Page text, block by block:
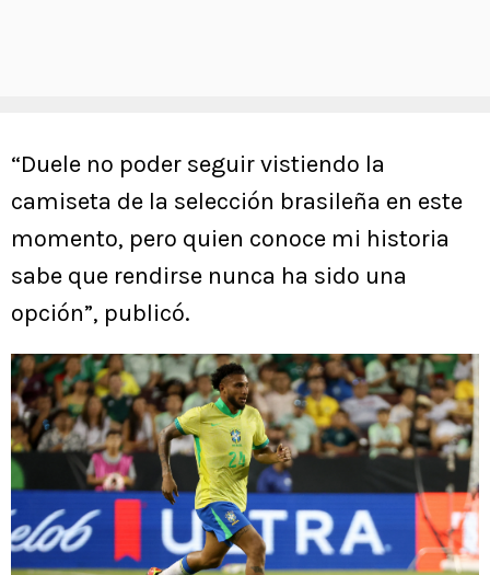
“Duele no poder seguir vistiendo la
camiseta de la selección brasileña en este
momento, pero quien conoce mi historia
sabe que rendirse nunca ha sido una
opción”, publicó.